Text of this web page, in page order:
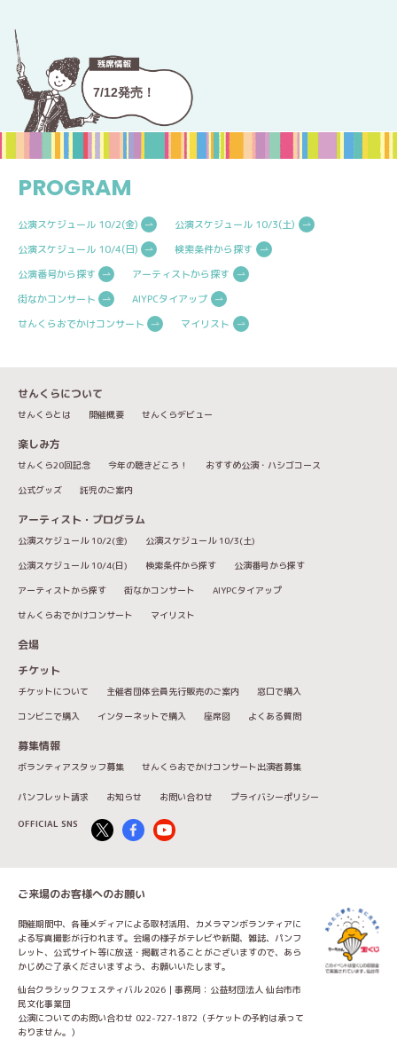
7/12発売！
PROGRAM
公演スケジュール 10/2(金)
公演スケジュール 10/3(土)
公演スケジュール 10/4(日)
検索条件から探す
公演番号から探す
アーティストから探す
街なかコンサート
AIYPCタイアップ
せんくらおでかけコンサート
マイリスト
せんくらについて
せんくらとは 開催概要 せんくらデビュー
楽しみ方
せんくら20回記念 今年の聴きどころ！
おすすめ公演・ハシゴコース
公式グッズ
託児のご案内
アーティスト・プログラム
公演スケジュール 10/2(金)
公演スケジュール 10/3(土)
公演スケジュール 10/4(日)
検索条件から探す
公演番号から探す
アーティストから探す
街なかコンサート
AIYPCタイアップ
せんくらおでかけコンサート
マイリスト
会場
チケット
チケットについて 主催者団体会員先行販売のご案内
窓口で購入
コンビニで購入
インターネットで購入 座席図 よくある質問
募集情報
ボランティアスタッフ募集 せんくらおでかけコンサート出演者募集
パンフレット請求 お知らせ お問い合わせ プライバシーポリシー
OFFICIAL SNS
ご来場のお客様へのお願い
開催期間中、各種メディアによる取材活用、カメラマンボランティアに
よる写真撮影が行われます。会場の様子がテレビや新聞、雑誌、パンフ
レット、公式サイト等に放送・掲載されることがございますので、あら
かじめご了承くださいますよう、お願いいたします。
仙台クラシックフェスティバル 2026｜事務局：公益財団法人 仙台市市
民文化事業団
公演についてのお問い合わせ 022-727-1872（チケットの予約は承って
おりません。）